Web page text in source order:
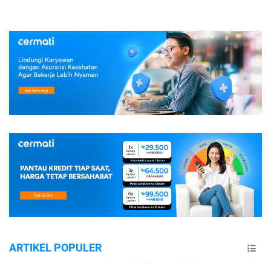
ARTIKEL POPULER